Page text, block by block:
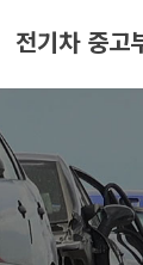
전기차 중고